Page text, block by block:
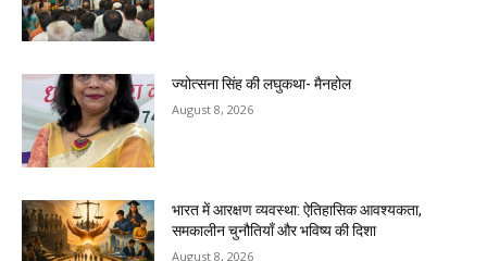
ज्योत्सना सिंह की लघुकथा- मैनहोल
August 8, 2026
भारत में आरक्षण व्यवस्था: ऐतिहासिक आवश्यकता,
समकालीन चुनौतियाँ और भविष्य की दिशा
August 8, 2026